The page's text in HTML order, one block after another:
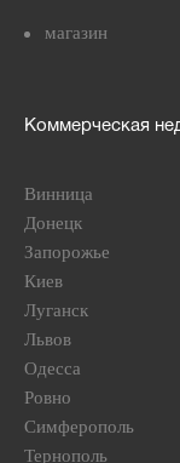
магазин
Коммерческая
Винница
Донецк
Запорожье
Киев
Луганск
Львов
Одесса
Ровно
Симферополь
Тернополь